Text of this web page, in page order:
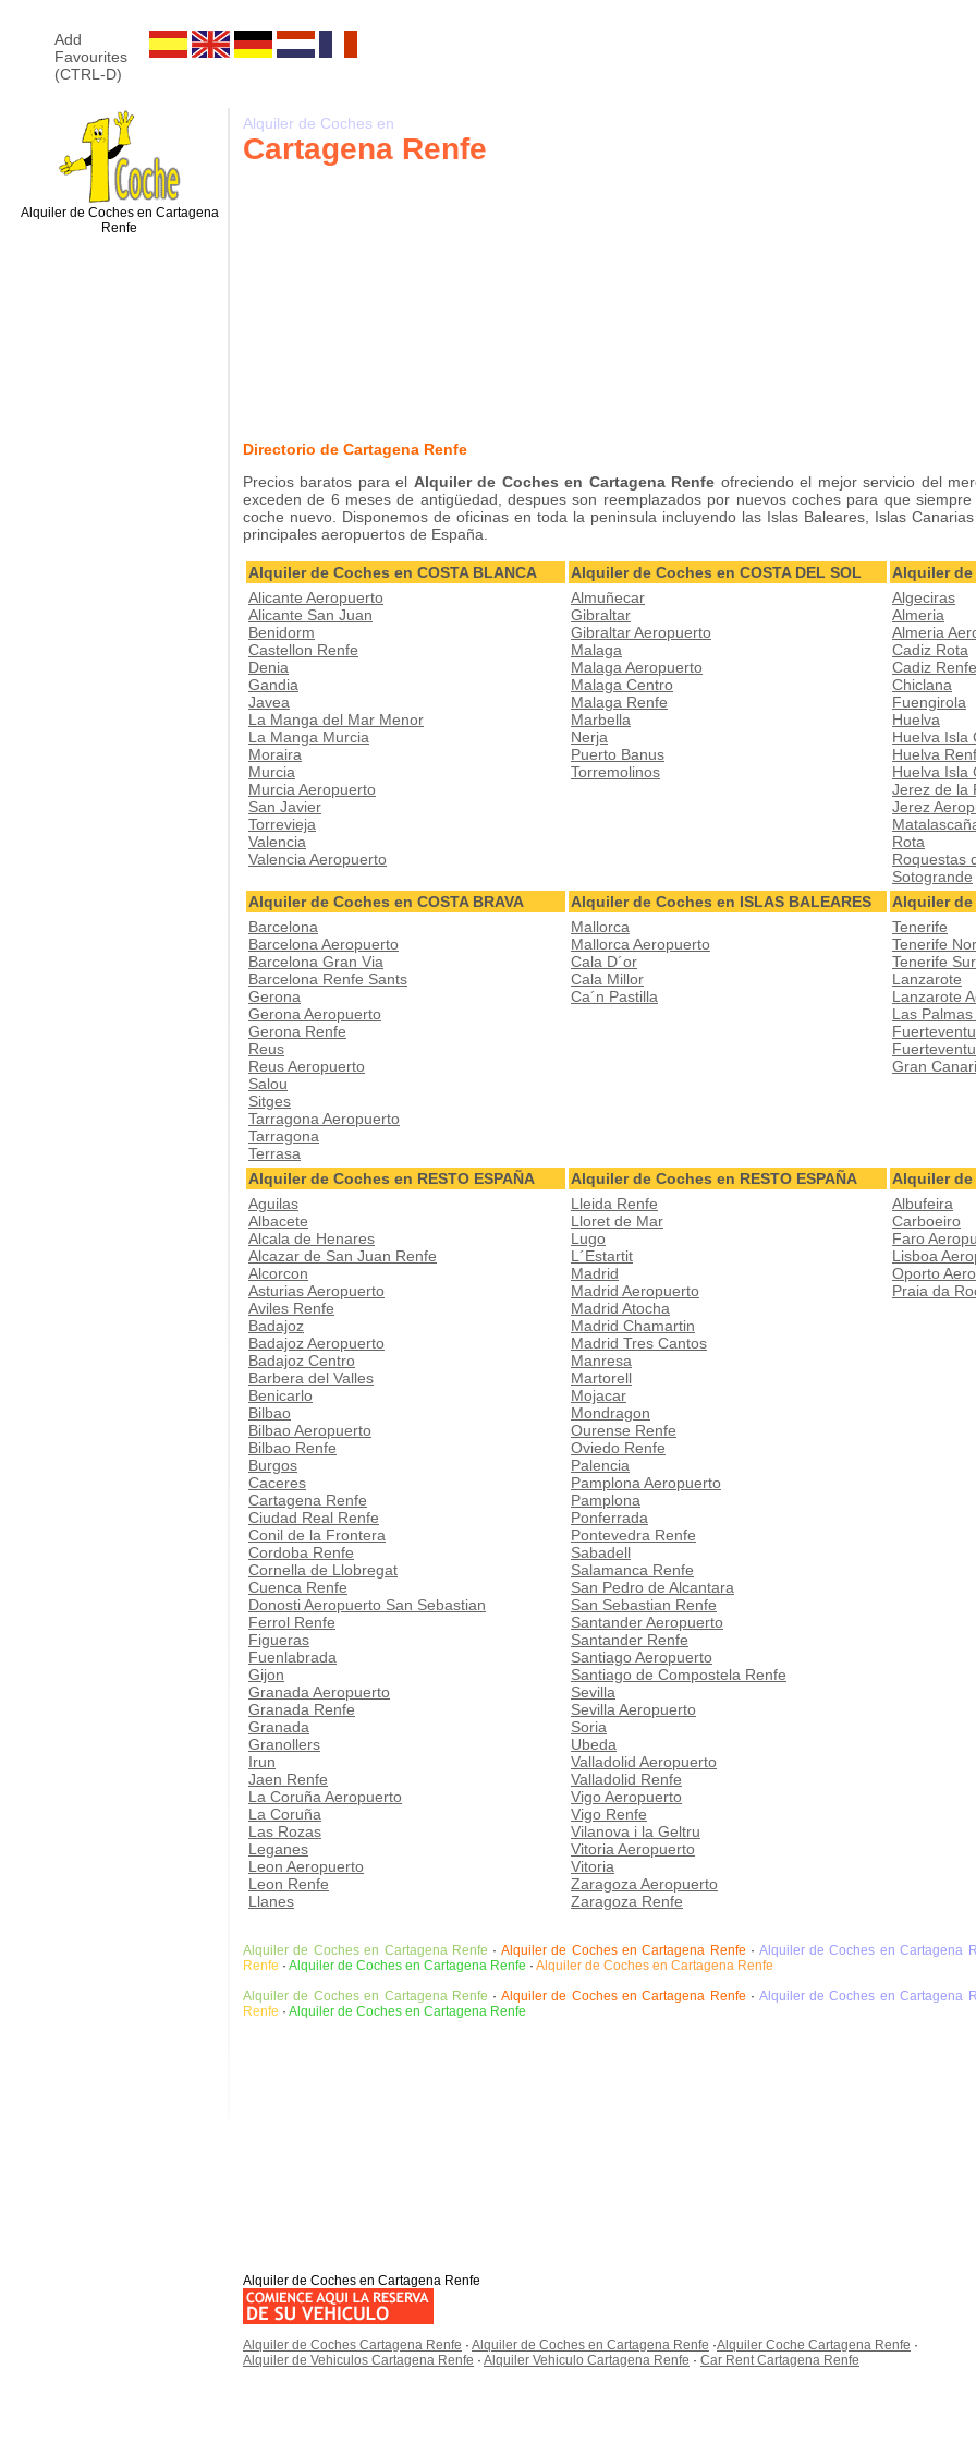
Add
Favourites
(CTRL-D)
Alquiler de Coches en Cartagena
Renfe
Alquiler de Coches en
Cartagena Renfe
Directorio de Cartagena Renfe
Precios baratos para el Alquiler de Coches en Cartagena Renfe ofreciendo el mejor servicio del
exceden de 6 meses de antigüedad, despues son reemplazados por nuevos coches para que
coche nuevo. Disponemos de oficinas en toda la peninsula incluyendo las Islas Baleares, Islas
principales aeropuertos de España.
Alquiler de Coches en COSTA BLANCA Alquiler de Coches en COSTA DEL SOL
Alquiler de
Alicante Aeropuerto
Alicante San Juan
Benidorm
Castellon Renfe
Denia
Gandia
Javea
La Manga del Mar Menor
La Manga Murcia
Moraira
Murcia
Murcia Aeropuerto
San Javier
Torrevieja
Valencia
Valencia Aeropuerto
Almuñecar
Gibraltar
Gibraltar Aeropuerto
Malaga
Malaga Aeropuerto
Malaga Centro
Malaga Renfe
Marbella
Nerja
Puerto Banus
Torremolinos
Algeciras
Almeria
Almeria
Cadiz Rota
Cadiz Renfe
Chiclana
Fuengirola
Huelva
Huelva Isla
Huelva
Huelva Isla
Jerez de la
Jerez
Rota
Roquestas
Sotogrande
Alquiler de Coches en COSTA BRAVA
Alquiler de Coches en ISLAS BALEARES
Alquiler de
Barcelona
Barcelona Aeropuerto
Barcelona Gran Via
Barcelona Renfe Sants
Gerona
Gerona Aeropuerto
Gerona Renfe
Reus
Reus Aeropuerto
Salou
Sitges
Tarragona Aeropuerto
Tarragona
Terrasa
Mallorca
Mallorca Aeropuerto
Cala D´or
Cala Millor
Ca´n Pastilla
Tenerife
Tenerife
Tenerife
Lanzarote
Lanzarote
Las
Gran
Alquiler de Coches en RESTO ESPAÑA Alquiler de Coches en RESTO ESPAÑA
Alquiler de
Aguilas
Albacete
Alcala de Henares
Alcazar de San Juan Renfe
Alcorcon
Asturias Aeropuerto
Aviles Renfe
Badajoz
Badajoz Aeropuerto
Badajoz Centro
Barbera del Valles
Benicarlo
Bilbao
Bilbao Aeropuerto
Bilbao Renfe
Burgos
Caceres
Cartagena Renfe
Ciudad Real Renfe
Conil de la Frontera
Cordoba Renfe
Cornella de Llobregat
Cuenca Renfe
Donosti Aeropuerto San Sebastian
Ferrol Renfe
Figueras
Fuenlabrada
Gijon
Granada Aeropuerto
Granada Renfe
Granada
Granollers
Irun
Jaen Renfe
La Coruña Aeropuerto
La Coruña
Las Rozas
Leganes
Leon Aeropuerto
Leon Renfe
Llanes
Lleida Renfe
Lloret de Mar
Lugo
L´Estartit
Madrid
Madrid Aeropuerto
Madrid Atocha
Madrid Chamartin
Madrid Tres Cantos
Manresa
Martorell
Mojacar
Mondragon
Ourense Renfe
Oviedo Renfe
Palencia
Pamplona Aeropuerto
Pamplona
Ponferrada
Pontevedra Renfe
Sabadell
Salamanca Renfe
San Pedro de Alcantara
San Sebastian Renfe
Santander Aeropuerto
Santander Renfe
Santiago Aeropuerto
Santiago de Compostela Renfe
Sevilla
Sevilla Aeropuerto
Soria
Ubeda
Valladolid Aeropuerto
Valladolid Renfe
Vigo Aeropuerto
Vigo Renfe
Vilanova i la Geltru
Vitoria Aeropuerto
Vitoria
Zaragoza Aeropuerto
Zaragoza Renfe
Albufeira
Carboeiro
Faro
Lisboa
Oporto
Praia da
Alquiler de Coches en Cartagena Renfe · Alquiler de Coches en Cartagena Renfe · Alquiler de Coches en Cartagena
Renfe · Alquiler de Coches en Cartagena Renfe · Alquiler de Coches en Cartagena Renfe
Alquiler de Coches en Cartagena Renfe · Alquiler de Coches en Cartagena Renfe · Alquiler de Coches en Cartagena
Renfe · Alquiler de Coches en Cartagena Renfe
Alquiler de Coches en Cartagena Renfe
Alquiler de Coches Cartagena Renfe · Alquiler de Coches en Cartagena Renfe ·Alquiler Coche Cartagena Renfe ·
Alquiler de Vehiculos Cartagena Renfe · Alquiler Vehiculo Cartagena Renfe · Car Rent Cartagena Renfe